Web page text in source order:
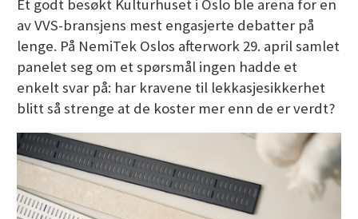
Et godt besøkt Kulturhuset i Oslo ble arena for en
av VVS-bransjens mest engasjerte debatter på
lenge. På NemiTek Oslos afterwork 29. april samlet
panelet seg om et spørsmål ingen hadde et
enkelt svar på: har kravene til lekkasjesikkerhet
blitt så strenge at de koster mer enn de er verdt?